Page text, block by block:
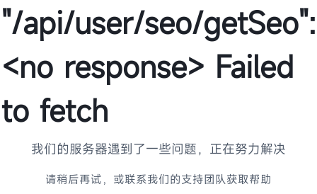
"/api/user/seo/getSeo":
<no response> Failed
to fetch
我们的服务器遇到了一些问题，正在努力解决
请稍后再试，或联系我们的支持团队获取帮助